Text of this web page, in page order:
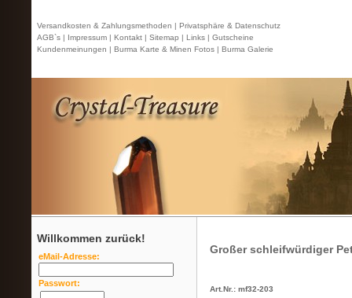
Versandkosten & Zahlungsmethoden | Privatsphäre & Datenschutz
AGB`s | Impressum | Kontakt | Sitemap | Links | Gutscheine
Kundenmeinungen | Burma Karte & Minen Fotos | Burma Galerie
Willkommen zurück!
eMail-Adresse:
Passwort:
Großer schleifwürdiger
Art.Nr.: mf32-203